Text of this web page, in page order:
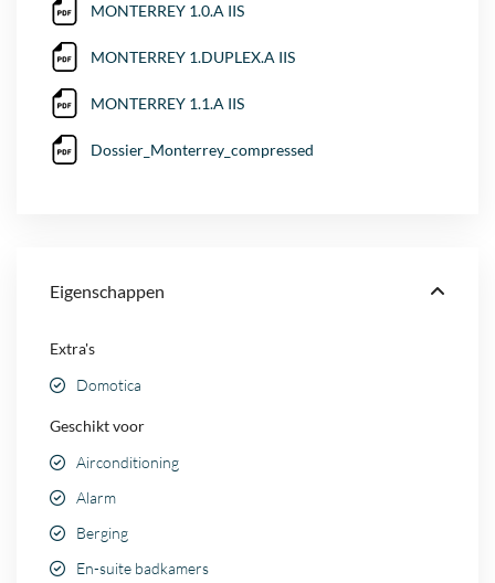
MONTERREY 1.0.A IIS
MONTERREY 1.DUPLEX.A IIS
MONTERREY 1.1.A IIS
Dossier_Monterrey_compressed
Eigenschappen
Extra's
Domotica
Geschikt voor
Airconditioning
Alarm
Berging
En-suite badkamers